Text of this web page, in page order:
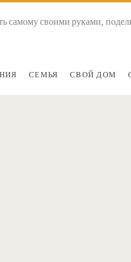
самому своими руками,
СЕМЬЯ СВОЙ ДОМ